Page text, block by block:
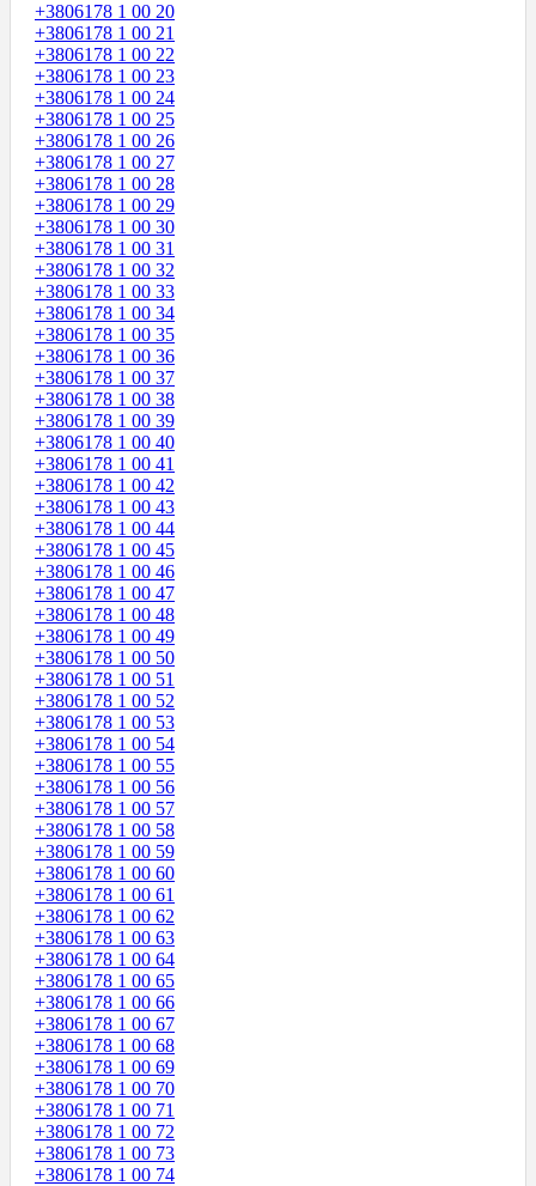
+3806178 1 00 20
+3806178 1 00 21
+3806178 1 00 22
+3806178 1 00 23
+3806178 1 00 24
+3806178 1 00 25
+3806178 1 00 26
+3806178 1 00 27
+3806178 1 00 28
+3806178 1 00 29
+3806178 1 00 30
+3806178 1 00 31
+3806178 1 00 32
+3806178 1 00 33
+3806178 1 00 34
+3806178 1 00 35
+3806178 1 00 36
+3806178 1 00 37
+3806178 1 00 38
+3806178 1 00 39
+3806178 1 00 40
+3806178 1 00 41
+3806178 1 00 42
+3806178 1 00 43
+3806178 1 00 44
+3806178 1 00 45
+3806178 1 00 46
+3806178 1 00 47
+3806178 1 00 48
+3806178 1 00 49
+3806178 1 00 50
+3806178 1 00 51
+3806178 1 00 52
+3806178 1 00 53
+3806178 1 00 54
+3806178 1 00 55
+3806178 1 00 56
+3806178 1 00 57
+3806178 1 00 58
+3806178 1 00 59
+3806178 1 00 60
+3806178 1 00 61
+3806178 1 00 62
+3806178 1 00 63
+3806178 1 00 64
+3806178 1 00 65
+3806178 1 00 66
+3806178 1 00 67
+3806178 1 00 68
+3806178 1 00 69
+3806178 1 00 70
+3806178 1 00 71
+3806178 1 00 72
+3806178 1 00 73
+3806178 1 00 74